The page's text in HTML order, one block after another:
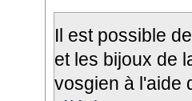
Il est possible
et les bijoux de
vosgien à l'aide